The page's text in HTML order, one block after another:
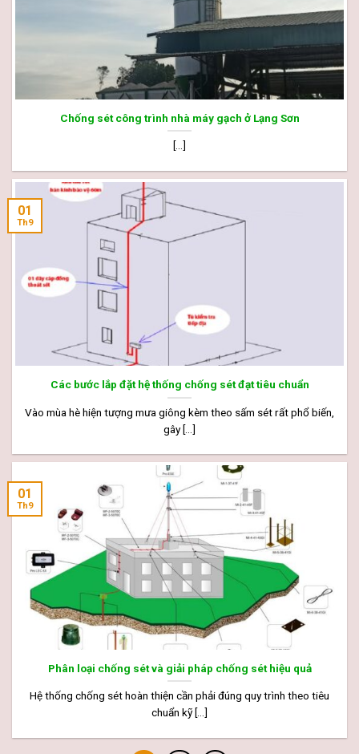
Chống sét công trình nhà máy gạch ở Lạng Sơn
[...]
Các bước lắp đặt hệ thống chống sét đạt tiêu chuẩn
Vào mùa hè hiện tượng mưa giông kèm theo sấm sét rất phổ biến,
gây [...]
01
Th9
Phân loại chống sét và giải pháp chống sét hiệu quả
Hệ thống chống sét hoàn thiện cần phải đúng quy trình theo tiêu
chuẩn kỹ [...]
01
Th9